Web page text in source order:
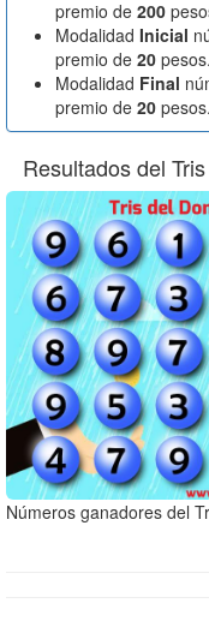
premio de 200
Modalidad Inicial
premio de 20 pesos.
Modalidad Final
premio de 20 pesos.
Resultados del
Números ganadores del